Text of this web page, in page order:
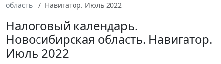
область
Навигатор. Июль 2022
Налоговый календарь.
Новосибирская область. Навигатор.
Июль 2022